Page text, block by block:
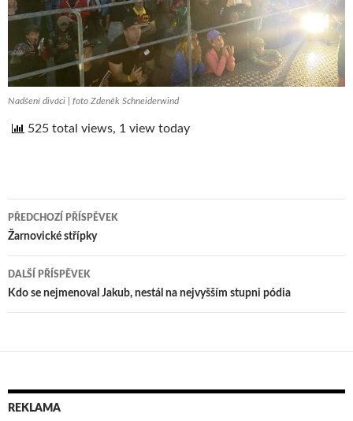
Nadšení diváci | foto Zdeněk Schneiderwind
525 total views, 1 view today
Navigace
pro
příspěvek
PŘEDCHOZÍ PŘÍSPĚVEK
Žarnovické střípky
DALŠÍ PŘÍSPĚVEK
Kdo se nejmenoval Jakub, nestál na nejvyšším stupni pódia
REKLAMA